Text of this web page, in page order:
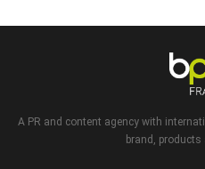
A PR and content agency with
brand, products